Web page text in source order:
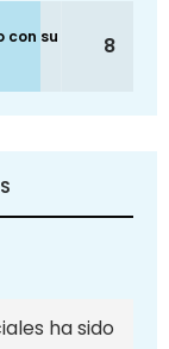
con su
8
ha sido